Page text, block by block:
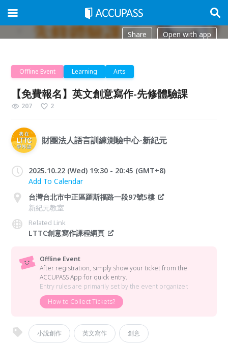
Share Open with app
Offline Event Learning Arts
【免費報名】英文創意寫作-先修體驗課
207 2
財團法人語言訓練測驗中心-新紀元
2025.10.22 (Wed) 19:30 - 20:45 (GMT+8)
Add To Calendar
台灣台北市中正區羅斯福路一段97號5樓
新紀元教室
Related Link
LTTC創意寫作課程網頁
Offline Event
After registration, simply show your ticket from the
ACCUPASS App for quick entry.
Entry rules are primarily set by the event organizer.
How to Collect Tickets?
小說創作 英文寫作 創意